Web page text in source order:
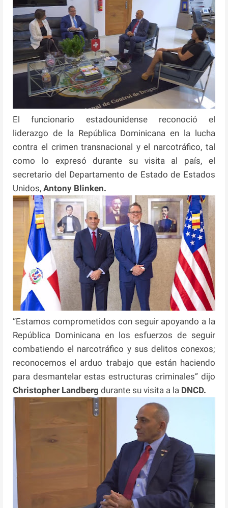
El funcionario estadounidense reconoció el
liderazgo de la República Dominicana en la lucha
contra el crimen transnacional y el narcotráfico, tal
como lo expresó durante su visita al país, el
secretario del Departamento de Estado de Estados
Unidos,Antony Blinken.
“Estamos comprometidos con seguir apoyando a la
República Dominicana en los esfuerzos de seguir
combatiendo el narcotráfico y sus delitos conexos;
reconocemos el arduo trabajo que están haciendo
para desmantelar estas estructuras criminales” dijo
Christopher Landberg durante su visita a la DNCD.